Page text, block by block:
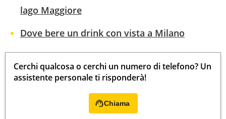
lago Maggiore
Dove bere un drink con vista a Milano
Cerchi qualcosa o cerchi un numero di telefono? Un
assistente personale ti risponderà!
Chiama